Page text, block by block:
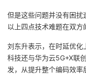
程
认
的
验
我
收
支
声
议
但是这些问题并没有困扰
以上四点技术难题在双方
刘东升表示， 在时延优化
科技还与华为云5G+X联
发，从提升整个编码效率